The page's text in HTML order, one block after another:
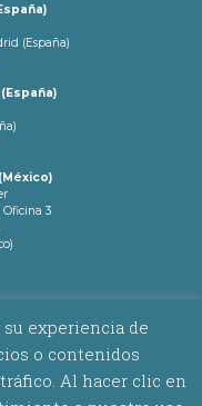
(España)
Oficina 3
experiencia de
o contenidos
Al hacer clic en